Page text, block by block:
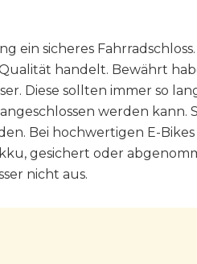
ein sicheres Fahrradschloss.
handelt. Bewährt
Diese sollten immer so
werden kann.
Bei hochwertigen E-
gesichert oder
nicht aus.